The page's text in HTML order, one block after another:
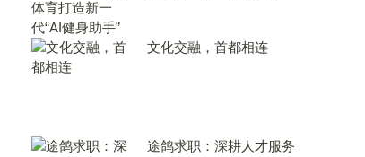
文化交融，首都相连
途鸽求职：深耕人才服务